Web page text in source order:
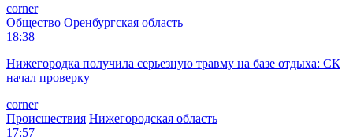
corner
Общество Оренбургская область
18:38
Нижегородка получила серьезную травму на базе отдыха: СК
начал проверку
corner
Происшествия Нижегородская область
17:57